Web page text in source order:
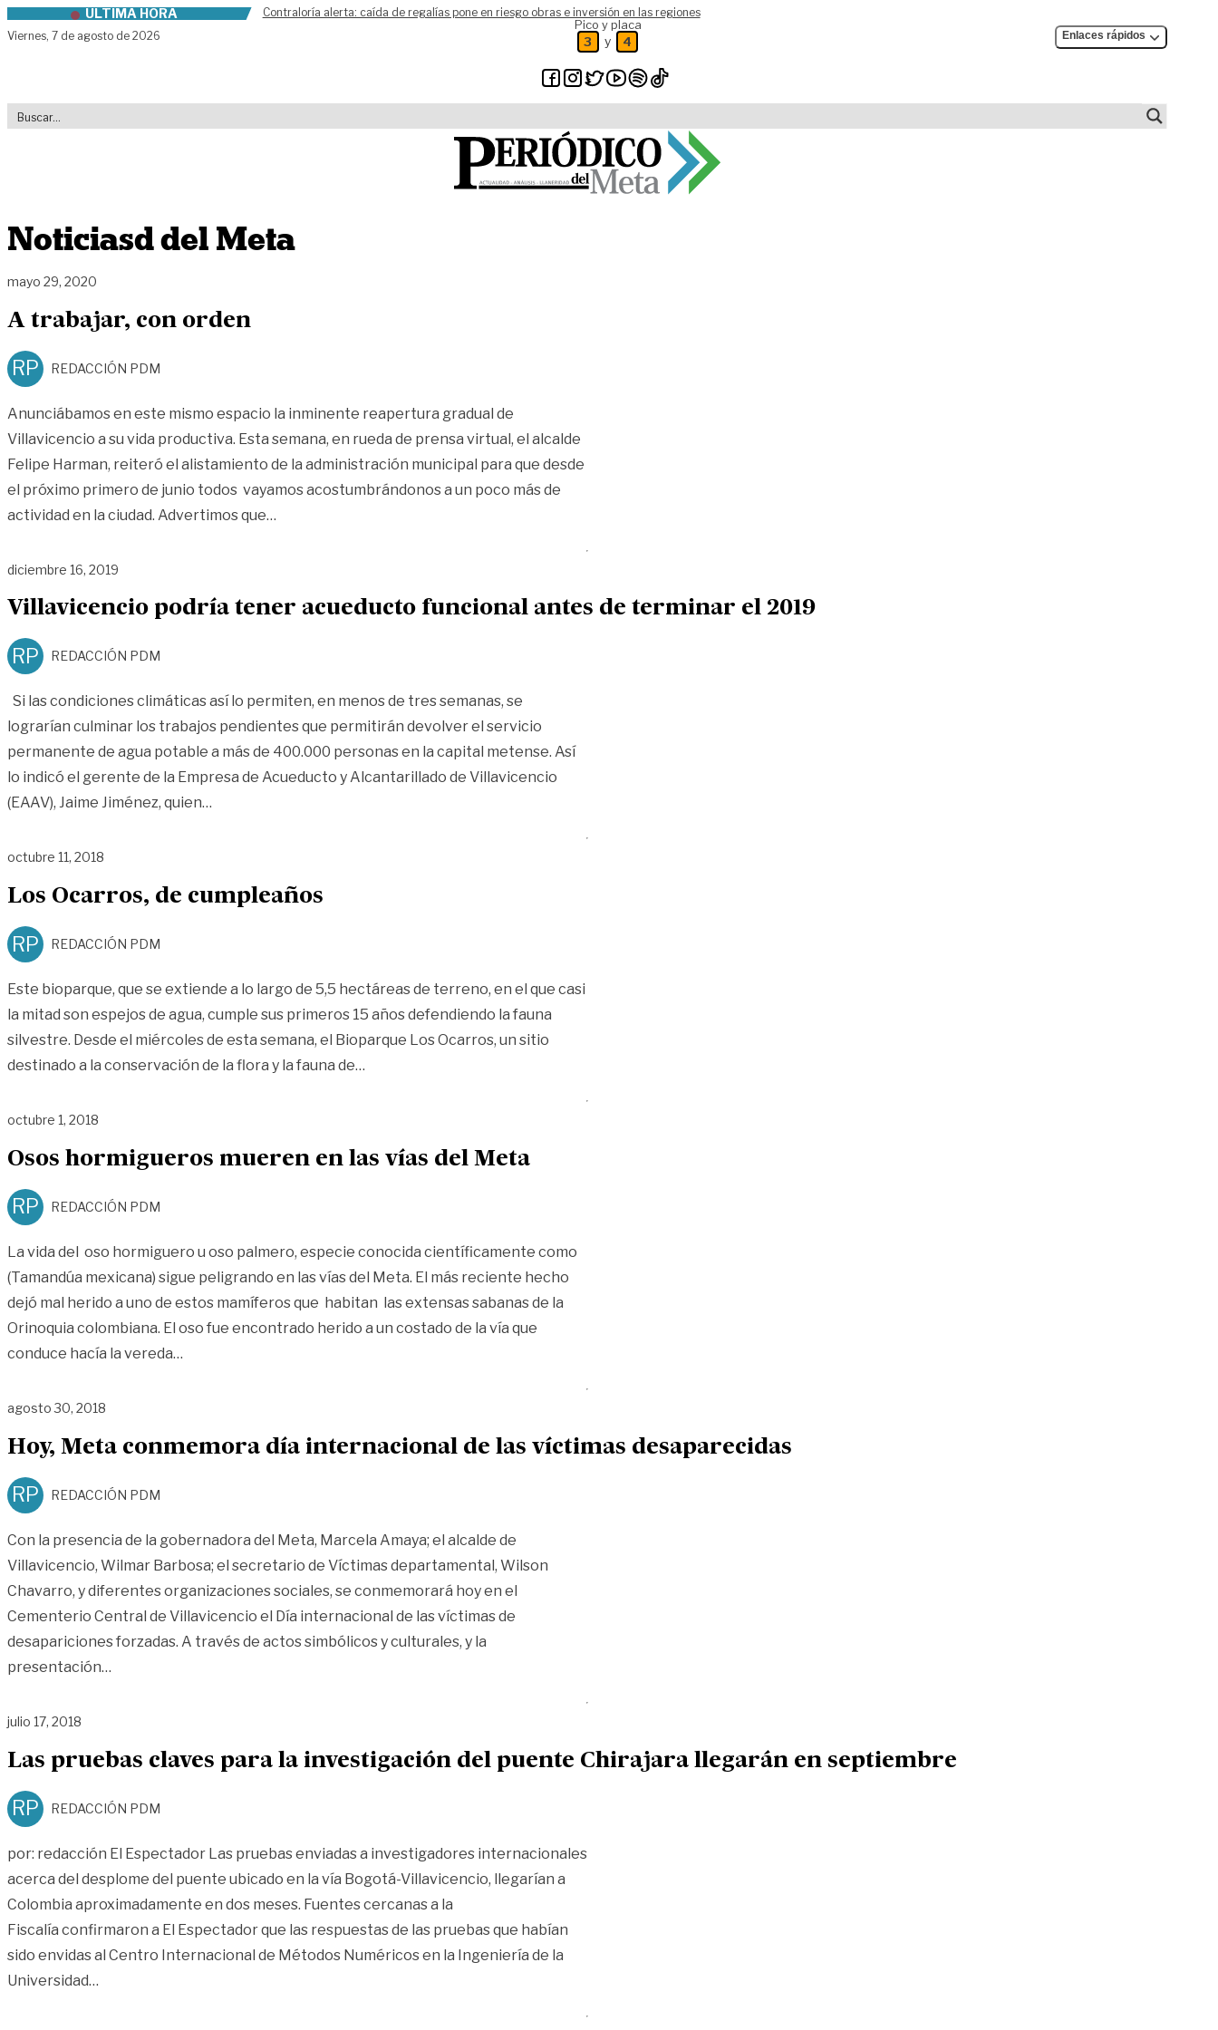
Skip to contentÚLTIMA HORA
Contraloría alerta: caída de regalías pone en riesgo obras e inversión en las regiones
Viernes, 7 de agosto de 2026
Pico y placa
3 y 4 Enlaces rápidos
Noticiasd del Meta
mayo 29, 2020
A trabajar, con orden
RP REDACCIÓN PDM
Anunciábamos en este mismo espacio la inminente reapertura gradual de
Villavicencio a su vida productiva. Esta semana, en rueda de prensa virtual, el alcalde
Felipe Harman, reiteró el alistamiento de la administración municipal para que desde
el próximo primero de junio todos vayamos acostumbrándonos a un poco más de
actividad en la ciudad. Advertimos que…
diciembre 16, 2019
Villavicencio podría tener acueducto funcional antes de terminar el 2019
RP REDACCIÓN PDM
Si las condiciones climáticas así lo permiten, en menos de tres semanas, se
lograrían culminar los trabajos pendientes que permitirán devolver el servicio
permanente de agua potable a más de 400.000 personas en la capital metense. Así
lo indicó el gerente de la Empresa de Acueducto y Alcantarillado de Villavicencio
(EAAV), Jaime Jiménez, quien…
octubre 11, 2018
Los Ocarros, de cumpleaños
RP REDACCIÓN PDM
Este bioparque, que se extiende a lo largo de 5,5 hectáreas de terreno, en el que casi
la mitad son espejos de agua, cumple sus primeros 15 años defendiendo la fauna
silvestre. Desde el miércoles de esta semana, el Bioparque Los Ocarros, un sitio
destinado a la conservación de la flora y la fauna de…
octubre 1, 2018
Osos hormigueros mueren en las vías del Meta
RP REDACCIÓN PDM
La vida del oso hormiguero u oso palmero, especie conocida científicamente como
(Tamandúa mexicana) sigue peligrando en las vías del Meta. El más reciente hecho
dejó mal herido a uno de estos mamíferos que habitan las extensas sabanas de la
Orinoquia colombiana. El oso fue encontrado herido a un costado de la vía que
conduce hacía la vereda…
agosto 30, 2018
Hoy, Meta conmemora día internacional de las víctimas desaparecidas
RP REDACCIÓN PDM
Con la presencia de la gobernadora del Meta, Marcela Amaya; el alcalde de
Villavicencio, Wilmar Barbosa; el secretario de Víctimas departamental, Wilson
Chavarro, y diferentes organizaciones sociales, se conmemorará hoy en el
Cementerio Central de Villavicencio el Día internacional de las víctimas de
desapariciones forzadas. A través de actos simbólicos y culturales, y la
presentación…
julio 17, 2018
Las pruebas claves para la investigación del puente Chirajara llegarán en septiembre
RP REDACCIÓN PDM
por: redacción El Espectador Las pruebas enviadas a investigadores internacionales
acerca del desplome del puente ubicado en la vía Bogotá-Villavicencio, llegarían a
Colombia aproximadamente en dos meses. Fuentes cercanas a la
Fiscalía confirmaron a El Espectador que las respuestas de las pruebas que habían
sido envidas al Centro Internacional de Métodos Numéricos en la Ingeniería de la
Universidad…